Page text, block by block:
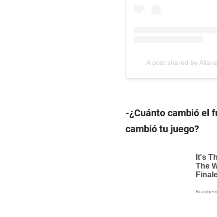
A post shared by
-¿Cuánto cambió el
cambió tu juego?